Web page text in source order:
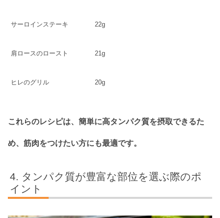
サーロインステーキ 22g
肩ロースのロースト 21g
ヒレのグリル 20g
これらのレシピは、簡単に高タンパク質を摂取できるた
め、筋肉をつけたい方にも最適です。
タンパク質が豊富な部位を選ぶ際のポ
イント